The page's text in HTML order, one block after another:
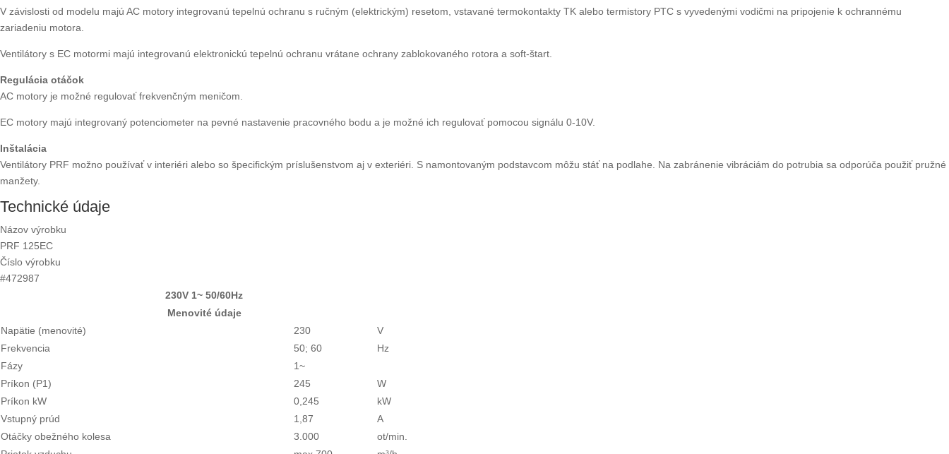
V závislosti od modelu majú AC motory integrovanú tepelnú ochranu s ručným (elektrickým) resetom, vstavané termokontakty TK alebo termistory PTC s vyvedenými vodičmi na pripojenie k ochrannému
zariadeniu motora.
Ventilátory s EC motormi majú integrovanú elektronickú tepelnú ochranu vrátane ochrany zablokovaného rotora a soft-štart.
Regulácia otáčok
AC motory je možné regulovať frekvenčným meničom.
EC motory majú integrovaný potenciometer na pevné nastavenie pracovného bodu a je možné ich regulovať pomocou signálu 0-10V.
Inštalácia
Ventilátory PRF možno používať v interiéri alebo so špecifickým príslušenstvom aj v exteriéri. S namontovaným podstavcom môžu stáť na podlahe. Na zabránenie vibráciám do potrubia sa odporúča použiť pružné
manžety.
Technické údaje
Názov výrobku
PRF 125EC
Číslo výrobku
#472987
230V 1~ 50/60Hz
Menovité údaje
Napätie (menovité)
230
V
Frekvencia
50; 60
Hz
Fázy
1~
Príkon (P1)
245
W
Príkon kW
0,245
kW
Vstupný prúd
1,87
A
Otáčky obežného kolesa
3.000
ot/min.